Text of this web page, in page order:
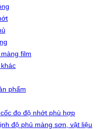
film
phẩm
đo độ nhớt phù hợp
độ phủ màng sơn, vật liệu